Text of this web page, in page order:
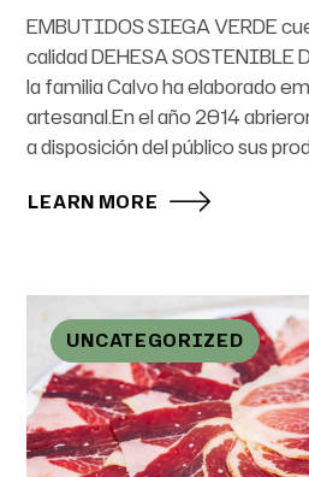
EMBUTIDOS SIEGA VERDE
calidad DEHESA SOSTENIBLE
la familia Calvo ha elaborado
artesanal.En el año 2014
a disposición del público sus
LEARN MORE
UNCATEGORIZED